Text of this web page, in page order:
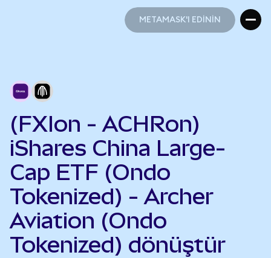
METAMASK'I EDİNİN
(FXIon - ACHRon)
iShares China Large-
Cap ETF (Ondo
Tokenized) - Archer
Aviation (Ondo
Tokenized) dönüştür